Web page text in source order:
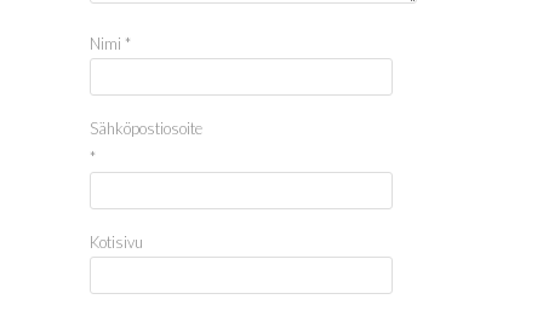
Nimi *
Sähköpostiosoite
*
Kotisivu